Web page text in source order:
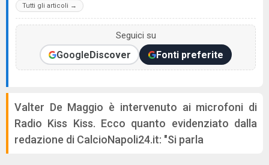
Tutti gli articoli →
Seguici su
GoogleDiscover Fonti preferite
Valter De Maggio è intervenuto ai microfoni di
Radio Kiss Kiss. Ecco quanto evidenziato dalla
redazione di CalcioNapoli24.it: "Si parla